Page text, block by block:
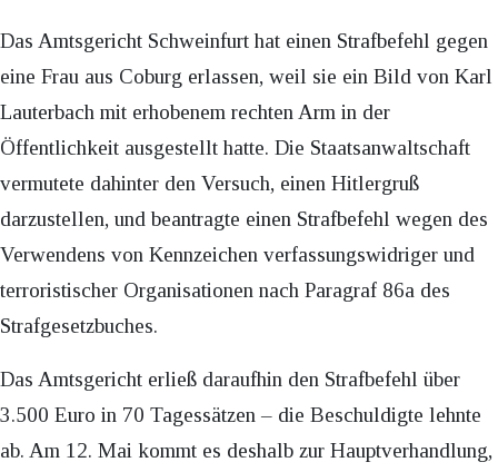
Das Amtsgericht Schweinfurt hat einen Strafbefehl gegen
eine Frau aus Coburg erlassen, weil sie ein Bild von Karl
Lauterbach mit erhobenem rechten Arm in der
Öffentlichkeit ausgestellt hatte. Die Staatsanwaltschaft
vermutete dahinter den Versuch, einen Hitlergruß
darzustellen, und beantragte einen Strafbefehl wegen des
Verwendens von Kennzeichen verfassungswidriger und
terroristischer Organisationen nach Paragraf 86a des
Strafgesetzbuches.
Das Amtsgericht erließ daraufhin den Strafbefehl über
3.500 Euro in 70 Tagessätzen – die Beschuldigte lehnte
ab. Am 12. Mai kommt es deshalb zur Hauptverhandlung,